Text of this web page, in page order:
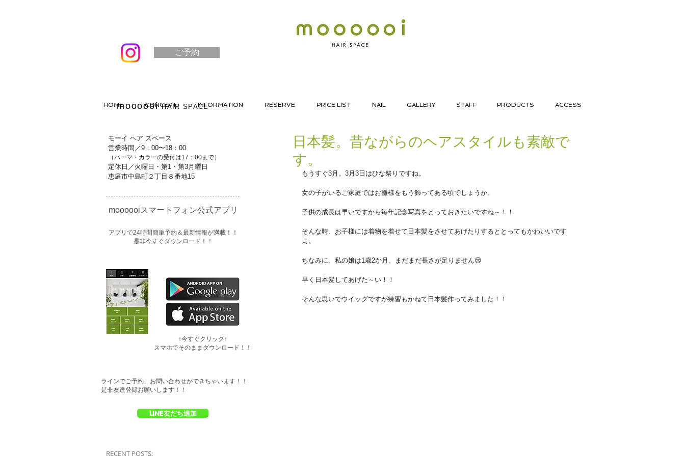
ご予約
HOME CONCEPT INFORMATION RESERVE PRICE LIST NAIL GALLERY STAFF PRODUCTS ACCESS
moooooiHAIR SPACE
モーイ ヘア スペース
営業時間／9：00〜18：00
（パーマ・カラーの受付は17：00まで）
定休日／火曜日・第1・第3月曜日
恵庭市中島町２丁目８番地15
moooooiスマートフォン公式アプリ​
​アプリで24時間簡単予約＆最新情報が満載！！
是非今すぐダウンロード！！
​↑今すぐクリック↑
スマホでそのままダウンロード！！
ラインでご予約、お問い合わせができちゃいます！！
是非友達登録お願いします！！
LINE友だち追加
RECENT POSTS:
日本髪。昔ながらのヘアスタイルも素敵で
す。
もうすぐ3月。3月3日はひな祭りですね。
女の子がいるご家庭ではお雛様をもう飾ってある頃でしょうか。
子供の成長は早いですから毎年記念写真をとっておきたいですね～！！
そんな時、お子様には着物を着せて日本髪をさせてあげたりするととってもかわいいです
よ。
ちなみに、私の娘は1歳2か月、まだまだ長さが足りません😢
早く日本髪してあげた～い！！
そんな思いでウイッグですが練習もかねて日本髪作ってみました！！